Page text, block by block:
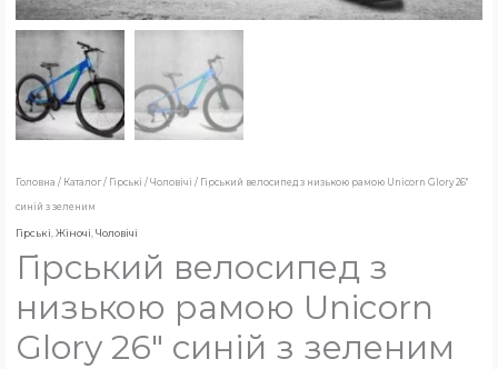
Головна / Каталог/ Гірські / Чоловічі / Гірський велосипед з низькою рамою Unicorn Glory 26″
синій з зеленим
Гірські Жіночі Чоловічі
Гірський велосипед з
низькою рамою Unicorn
Glory 26″ синій з зеленим